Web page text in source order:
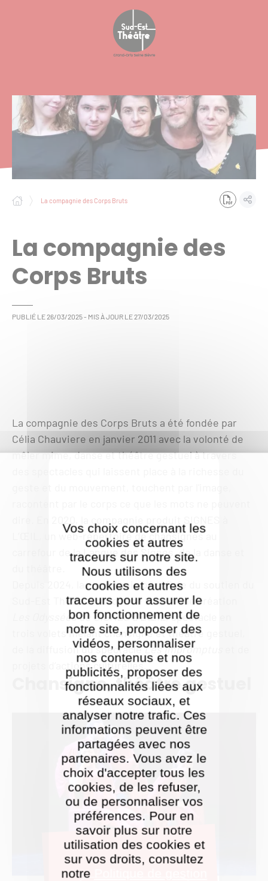
Panneau de gestion des cookies
Vos choix concernant les
cookies et autres
traceurs sur notre site.
Nous utilisons des
cookies et autres
traceurs pour assurer le
bon fonctionnement de
notre site, proposer des
vidéos, personnaliser
nos contenus et nos
publicités, proposer des
fonctionnalités liées aux
réseaux sociaux, et
analyser notre trafic. Ces
informations peuvent être
partagées avec nos
partenaires. Vous avez le
choix d'accepter tous les
cookies, de les refuser,
ou de personnaliser vos
préférences. Pour en
savoir plus sur notre
utilisation des cookies et
sur vos droits, consultez
notre
La compagnie des Corps Bruts
La compagnie des
Corps Bruts
PUBLIÉ LE26/03/2025- MIS À JOUR LE27/03/2025
La compagnie des Corps Bruts a été fondée par
Célia Chauviere en janvier 2011 avec la volonté de
mêler mime, danse et théâtre gestuel à travers
L’ŒIL, un web-répertoire de chansignes au
carrefour de la Langue des Signes, de la danse et
Depuis 2024, la compagnie bénéficie du soutien du
Sud-Est Théâtre, autour de la nouvelle création
Les Odyssées de SIGNES à L'ŒIL, spectacle en
trois volets mêlant chansigne et théâtre gestuel,
de la diffusion du spectacleLes Impromptus
projets d’actions culturelles.
Chansigne, théâtre gestuel